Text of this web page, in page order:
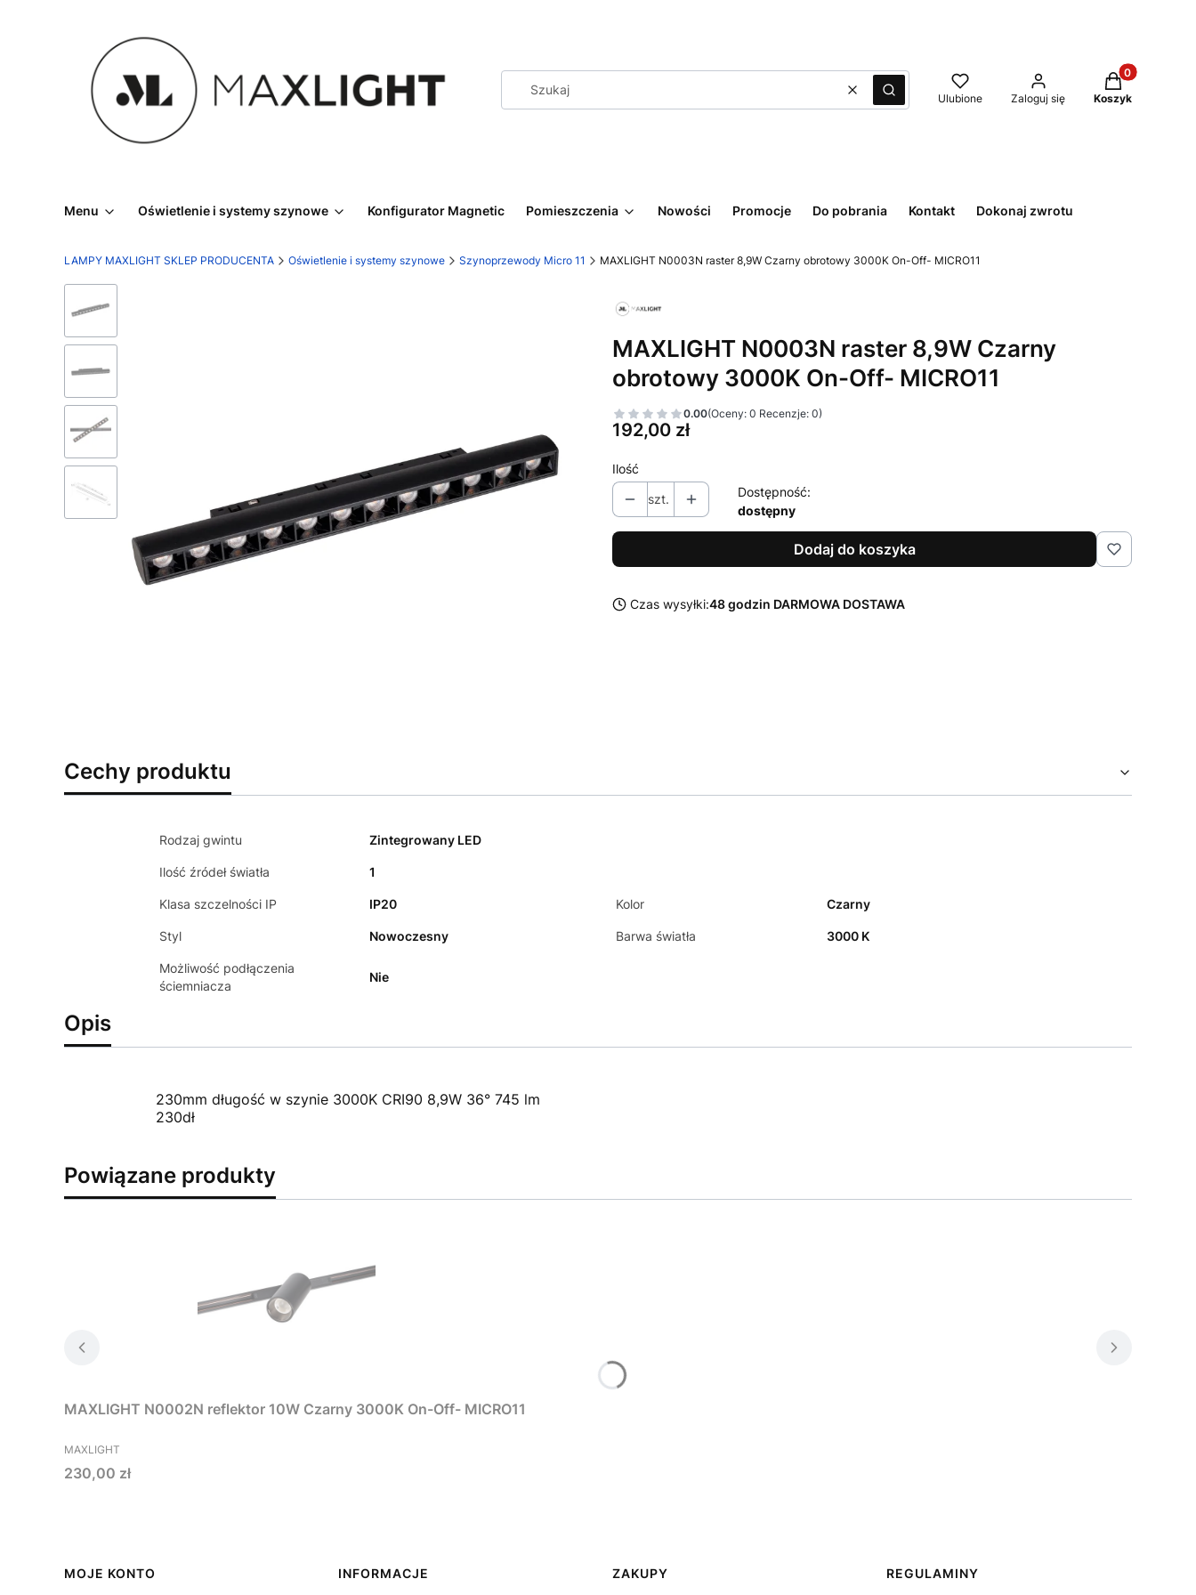
WyczyśćSzukaj Ulubione Zaloguj się
Produkty w
Koszyk
Menu Oświetlenie i systemy szynowe Konfigurator Magnetic Pomieszczenia Nowości Promocje Do pobrania Kontakt Dokonaj zwrotu
LAMPY MAXLIGHT SKLEP PRODUCENTA Oświetlenie i systemy szynowe Szynoprzewody Micro 11 MAXLIGHT N0003N raster 8,9W Czarny obrotowy 3000K On-Off- MICRO11
MAXLIGHT N0003N raster 8,9W Czarny
obrotowy 3000K On-Off- MICRO11
0.00(Oceny: 0 Recenzje: 0)
Cena
192,00 zł
Ilość
szt.
Dostępność:
dostępny
Dodaj do koszyka
Czas wysyłki:48 godzin DARMOWA DOSTAWA
Cechy produktu
Rodzaj gwintu Zintegrowany LED
Ilość źródeł światła 1
Klasa szczelności IP IP20 Kolor Czarny
Styl Nowoczesny Barwa światła 3000 K
Możliwość podłączenia
ściemniacza
Nie
Opis
230mm długość w szynie 3000K CRI90 8,9W 36° 745 lm
230dł
Powiązane produkty
MAXLIGHT N0002N reflektor 10W Czarny 3000K On-Off- MICRO11
PRODUCENT
MAXLIGHT
Cena
230,00 zł
Linki w stopce
MOJE KONTO INFORMACJE ZAKUPY REGULAMINY